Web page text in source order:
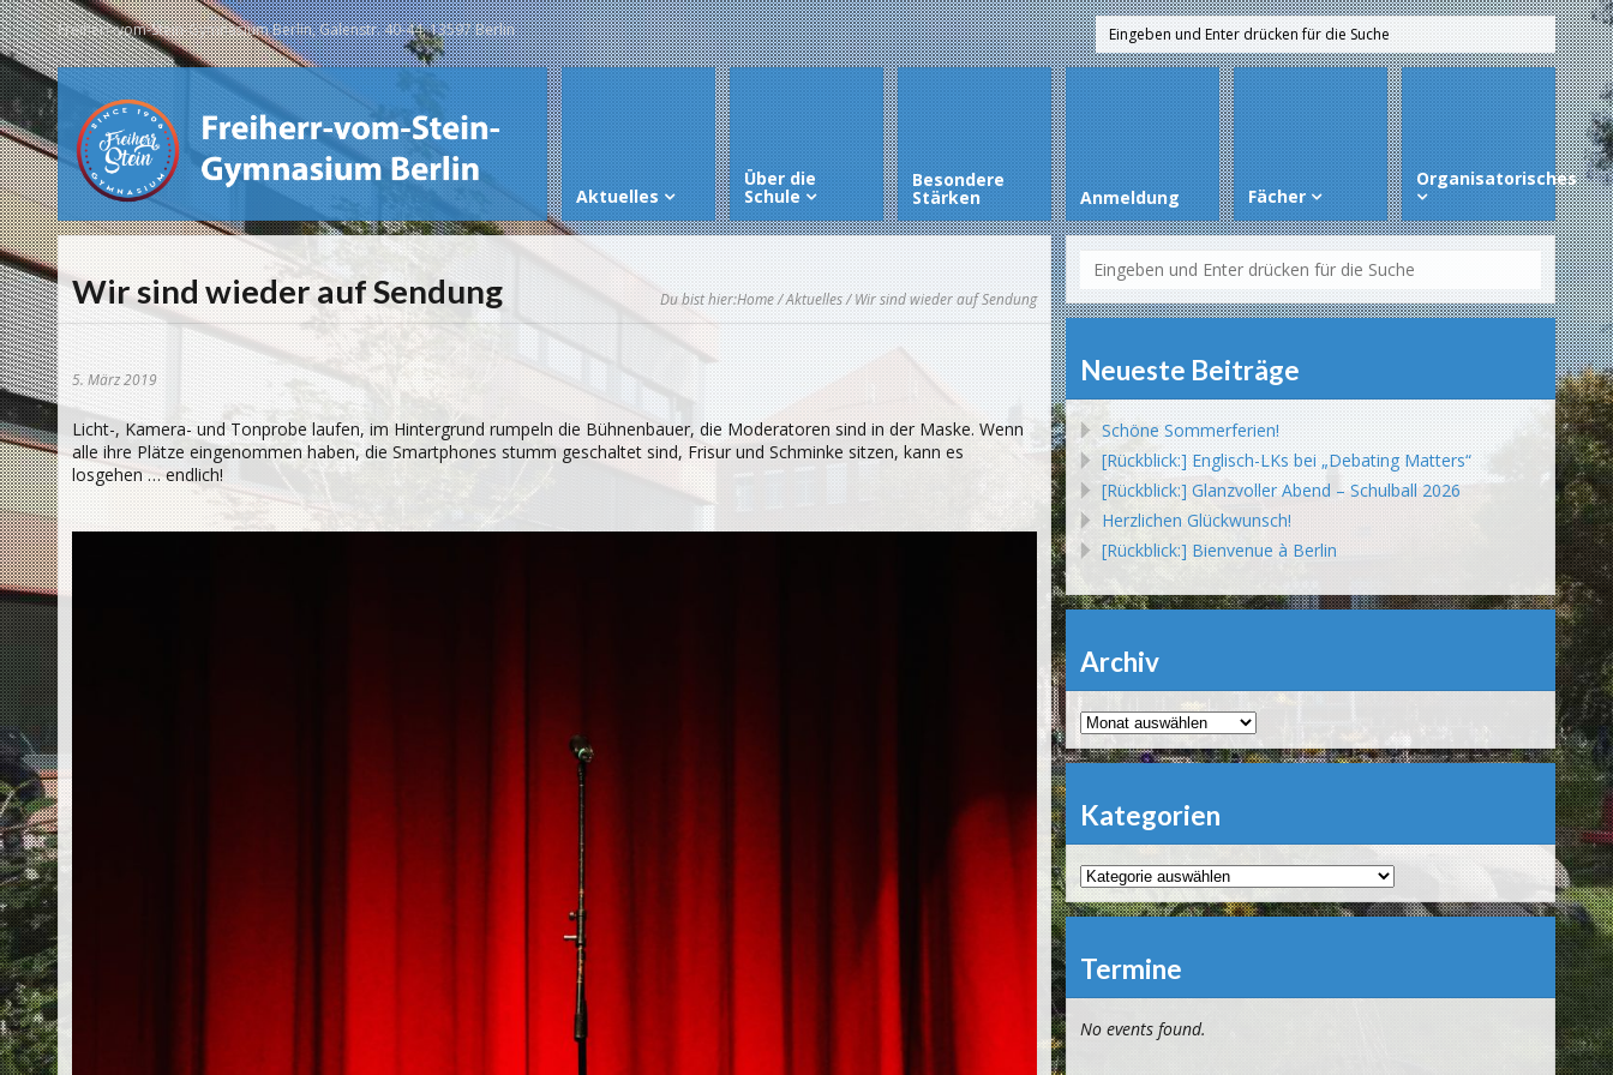
Freiherr-vom-Stein-Gymnasium Berlin, Galenstr. 40-44, 13597 Berlin
Aktuelles
Über die
Schule
Besondere
Stärken Anmeldung Fächer
Organisatorisches
Wir sind wieder auf Sendung Du bist hier:Home/Aktuelles/ Wir sind wieder auf Sendung
5. März 2019
Licht-, Kamera- und Tonprobe laufen, im Hintergrund rumpeln die Bühnenbauer, die Moderatoren sind in der Maske. Wenn
alle ihre Plätze eingenommen haben, die Smartphones stumm geschaltet sind, Frisur und Schminke sitzen, kann es
losgehen … endlich!
Neueste Beiträge
Schöne Sommerferien!
[Rückblick:] Englisch-LKs bei „Debating Matters“
[Rückblick:] Glanzvoller Abend – Schulball 2026
Herzlichen Glückwunsch!
[Rückblick:] Bienvenue à Berlin
Archiv
Archiv
Kategorien
Kategorien
Termine
No events found.